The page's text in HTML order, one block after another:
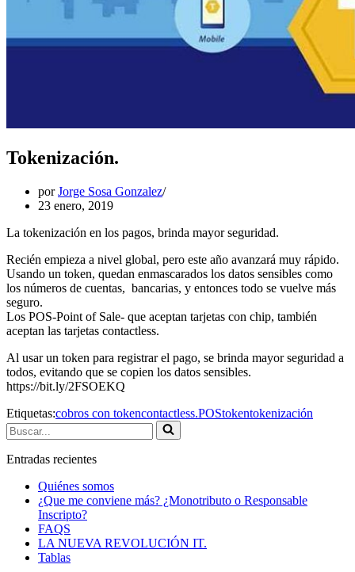
Tokenización.
porJorge Sosa Gonzalez
23 enero, 2019
La tokenización en los pagos, brinda mayor seguridad.
Recién empieza a nivel global, pero este año avanzará muy rápido.
Usando un token, quedan enmascarados los datos sensibles como
los números de cuentas, bancarias, y entonces todo se vuelve más
seguro.
Los POS-Point of Sale- que aceptan tarjetas con chip, también
aceptan las tarjetas contactless.
Al usar un token para registrar el pago, se brinda mayor seguridad a
todos, evitando que se copien los datos sensibles.
https://bit.ly/2FSOEKQ
Etiquetas:cobros con tokencontactless.POStokentokenización
Buscar...
Entradas recientes
Quiénes somos
¿Que me conviene más? ¿Monotributo o Responsable
Inscripto?
FAQS
LA NUEVA REVOLUCIÓN IT.
Tablas